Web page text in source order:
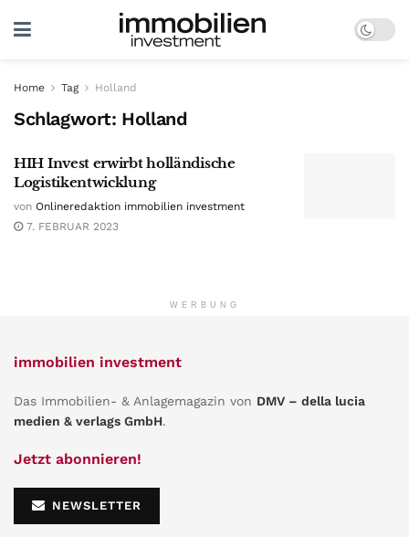
Home Tag Holland
Schlagwort: Holland
HIH Invest erwirbt holländische
Logistikentwicklung
von Onlineredaktion immobilien investment
7. FEBRUAR 2023
WERBUNG
immobilien investment
Das Immobilien- & Anlagemagazin von DMV – della lucia
medien & verlags GmbH.
Jetzt abonnieren!
NEWSLETTER